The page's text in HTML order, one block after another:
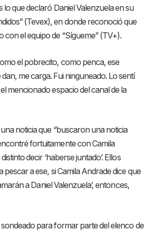
lo que declaró Daniel Valenzuela en su
(Tevex), en donde reconoció que
con el equipo de “Sígueme” (TV+).
el pobrecito, como penca, ese
me carga. Fui ninguneado. Lo sentí
mencionado espacio del canal de la
noticia que “buscaron una noticia
fortuitamente con Camila
decir ‘haberse juntado’. Ellos
pescar a ese, si Camila Andrade dice que
a Daniel Valenzuela’, entonces,
sondeado para formar parte del elenco de